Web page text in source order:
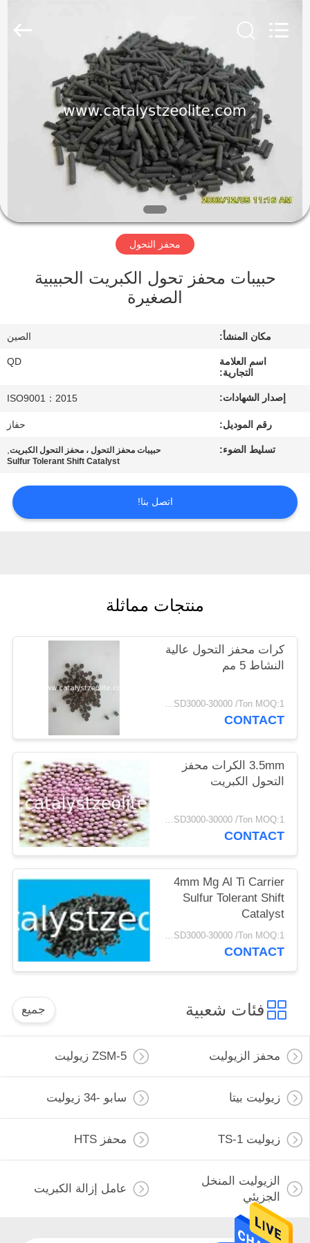
منتجات
معلومات
جولة
المعمل
جودة
اتصل
أخبار
حالات
POLICY
CO.,LTD.
محفز التحول
حبيبات محفز تحول الكبريت الحبيبية
الصغيرة
مكان المنشأ: الصين
اسم العلامة
التجارية:
QD
إصدار الشهادات: ISO9001：2015
رقم الموديل: حفاز
تسليط الضوء: حبيبات محفز التحول ، محفز التحول الكبريت,
Sulfur Tolerant Shift Catalyst
اتصل بنا!
منتجات مماثلة
كرات محفز التحول عالية
النشاط 5 مم
USD3000-30000 /Ton MOQ:1 كغم
CONTACT
3.5mm الكرات محفز
التحول الكبريت
USD3000-30000 /Ton MOQ:1 كغم
CONTACT
4mm Mg Al Ti Carrier
Sulfur Tolerant Shift
Catalyst
USD3000-30000 /Ton MOQ:1 كغم
CONTACT
فئات شعبية جميع
محفز الزيوليت ZSM-5 زيوليت
زيوليت بيتا سابو -34 زيوليت
زيوليت TS-1 محفز HTS
الزيوليت المنخل
الجزيئي
عامل إزالة الكبريت